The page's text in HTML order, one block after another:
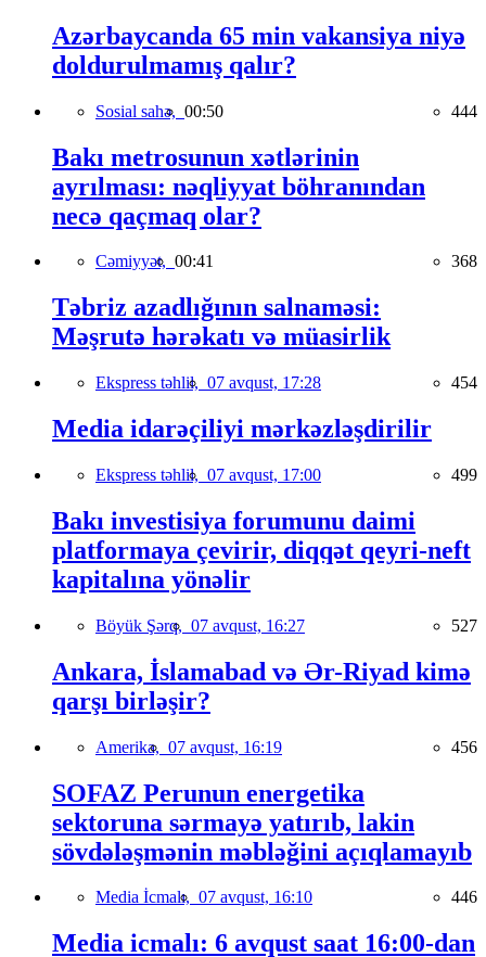
Azərbaycanda 65 min vakansiya niyə
doldurulmamış qalır?
Sosial sahə, 00:50 444
Bakı metrosunun xətlərinin
ayrılması: nəqliyyat böhranından
necə qaçmaq olar?
Cəmiyyət, 00:41 368
Təbriz azadlığının salnaməsi:
Məşrutə hərəkatı və müasirlik
Ekspress təhlil, 07 avqust, 17:28 454
Media idarəçiliyi mərkəzləşdirilir
Ekspress təhlil, 07 avqust, 17:00 499
Bakı investisiya forumunu daimi
platformaya çevirir, diqqət qeyri-neft
kapitalına yönəlir
Böyük Şərq, 07 avqust, 16:27 527
Ankara, İslamabad və Ər-Riyad kimə
qarşı birləşir?
Amerika, 07 avqust, 16:19 456
SOFAZ Perunun energetika
sektoruna sərmayə yatırıb, lakin
sövdələşmənin məbləğini açıqlamayıb
Media İcmalı, 07 avqust, 16:10 446
Media icmalı: 6 avqust saat 16:00-dan